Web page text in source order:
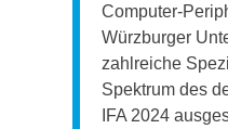
Computer-
Würzburger
zahlreiche
Spektrum des
IFA 2024